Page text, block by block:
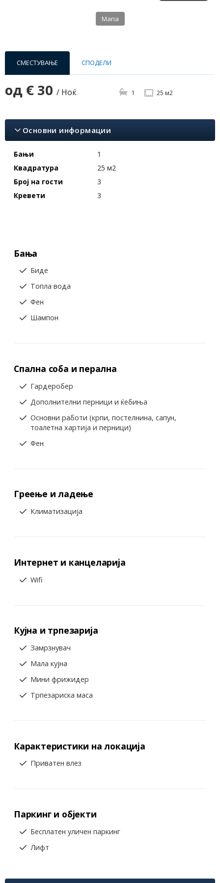
Мапа
СМЕСТУВАЊЕ СПОДЕЛИ
од € 30 / Ноќ 1 25 м2
Основни информации
Бањи
1
Квадратура
25 м2
Број на гости
3
Кревети
3
Бања
Биде
Топла вода
Фен
Шампон
Спална соба и перална
Гардеробер
Дополнителни перници и ќебиња
Основни работи (крпи, постелнина, сапун,
тоалетна хартија и перници)
Фен
Греење и ладење
Климатизација
Интернет и канцеларија
Wifi
Кујна и трпезарија
Замрзнувач
Мала кујна
Мини фрижидер
Трпезариска маса
Карактеристики на локација
Приватен влез
Паркинг и објекти
Бесплатен уличен паркинг
Лифт